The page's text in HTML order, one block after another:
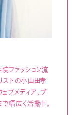
ファッション流
ストの小山田孝
ブメディア、ブ
で幅広く活動中。